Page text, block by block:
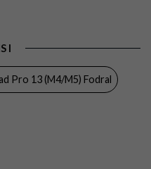
Pennhållare, Stativfunktion
Röd
(TPU), PU (Polyuretan)
I
Pro 13 (M4/M5) Fodral